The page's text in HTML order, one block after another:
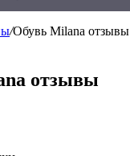
/Обувь Milana отзывы
отзывы